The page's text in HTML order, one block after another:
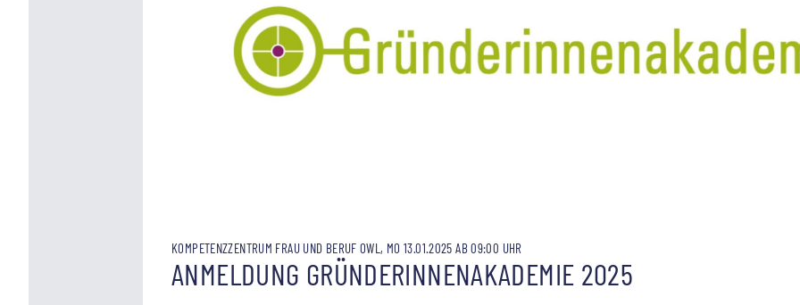
KOMPETENZZENTRUM FRAU UND BERUF OWL, MO 13.01.2025 AB 09:00 UHR
ANMELDUNG GRÜNDERINNENAKADEMIE 2025